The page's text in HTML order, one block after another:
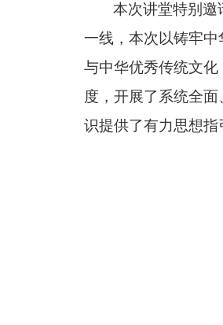
本次讲堂特别邀
一线，本次以铸牢
与中华优秀传统文
度，开展了系统全
识提供了有力思想指